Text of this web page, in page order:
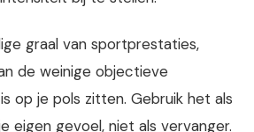
graal van sportprestaties,
de weinige objectieve
op je pols zitten. Gebruik het als
eigen gevoel, niet als vervanger.